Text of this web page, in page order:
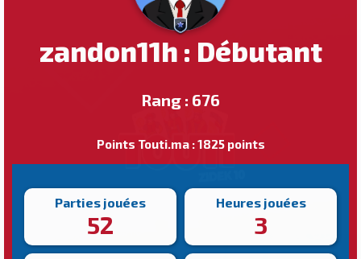
zandon11h : Débutant
Rang : 676
Points Touti.ma : 1825 points
Parties jouées
52
Heures jouées
3